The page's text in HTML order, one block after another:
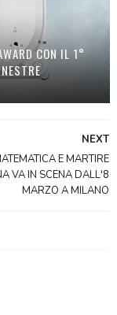
CON IL 1°
NEXT
E MARTIRE
VA IN SCENA DALL'8
MARZO A MILANO